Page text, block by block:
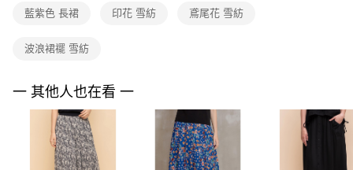
客戶支援中心」
https://netprotections.freshdesk.com/support/home
１．透過由恩沛科技股份有限公司提供之「AFTEE先享後付」服務完成之交
２．關於個人資料處理事宜，請瀏覽以下網址：
３．未成年的使用者請事先徵得法定代理人或監護人之同意方可使用
「AFTEE先享後付」，若未經同意申辦者引起之損失，本公司不負相關責
４．使用「AFTEE先享後付」時，將依據個別帳號之用戶狀況，依本公司即
免運費
藍紫色 長裙 印花 雪紡 鳶尾花 雪紡
波浪裙襬 雪紡
一 其他人也在看 一